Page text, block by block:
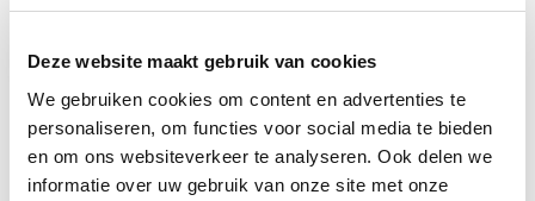
Deze website maakt gebruik van cookies
We gebruiken cookies om content en advertenties te
personaliseren, om functies voor social media te bieden
en om ons websiteverkeer te analyseren. Ook delen we
informatie over uw gebruik van onze site met onze
VOETENRING ?